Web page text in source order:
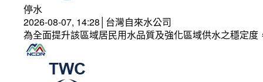
停水
2026-08-07, 14:28│台灣自來水公司
為全面提升該區域居民用水品質及強化區域供水之穩定